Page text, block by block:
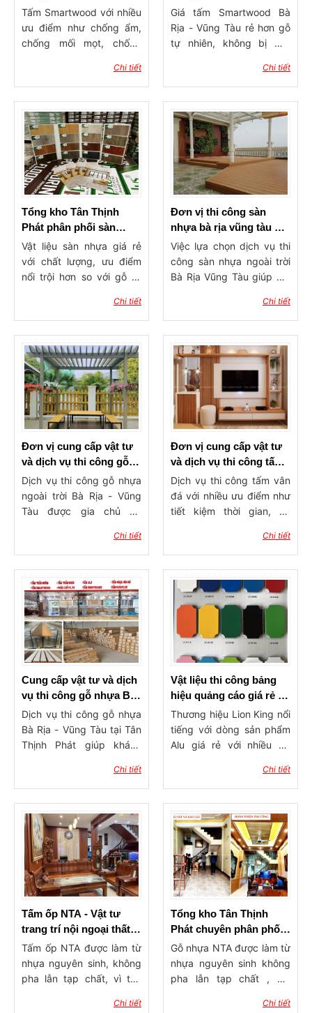
giá rẻ Bà Rịa - Vũng Tàu
Tấm Smartwood với nhiều
ưu điểm như chống ẩm,
chống mối mọt, chống
độ bền cao, chịu lực tốt
được nhiều người dân yêu
thích và lựa chọn.
Chi tiết
Rịa - Vũng Tàu rẻ nhất
năm 2023
Giá tấm Smartwood Bà
Rịa - Vũng Tàu rẻ hơn gỗ
tự nhiên, không bị mối
lửa,... được người dân tin
tưởng và lựa chọn.
Chi tiết
Tổng kho Tân Thịnh
Phát phân phối sàn
nhựa giá rẻ tại Bà Rịa -
Vũng Tàu
Vật liệu sàn nhựa giá rẻ
với chất lượng, ưu điểm
nổi trội hơn so với gỗ tự
chống ẩm, chống trơn
trượt, cách âm tốt, dễ lau
chùi...
Chi tiết
Đơn vị thi công sàn
nhựa bà rịa vũng tàu uy
tín, lành nghề
Việc lựa chọn dịch vụ thi
công sàn nhựa ngoài trời
Bà Rịa Vũng Tàu giúp gia
gian tìm hiểu, chất lượng
thi công vẫn được đảm
bảo chất lượng
Chi tiết
Đơn vị cung cấp vật tư
và dịch vụ thi công gỗ
nhựa ngoài trời Bà Rịa
Vũng Tàu uy tín
Dịch vụ thi công gỗ nhựa
ngoài trời Bà Rịa - Vũng
Tàu được gia chủ ưa
gian tìm hiểu sản phẩm,
chất lượng thi công được
đảm bảo,...
Chi tiết
Đơn vị cung cấp vật tư
và dịch vụ thi công tấm
vân đá Bà Rịa - Vũng
Tàu uy tín, chất lượng
Dịch vụ thi công tấm vân
đá với nhiều ưu điểm như
tiết kiệm thời gian, thi
đảm bảo về chất lượng
công trình,..
Chi tiết
Cung cấp vật tư và dịch
vụ thi công gỗ nhựa Bà
Rịa - Vũng Tàu
Dịch vụ thi công gỗ nhựa
Bà Rịa - Vũng Tàu tại Tân
Thịnh Phát giúp khách
tiết kiệm tài chính, không
phát sinh thêm chi phí,...
Chi tiết
Vật liệu thi công bảng
hiệu quảng cáo giá rẻ tại
Bà Rịa Vũng Tàu - tấm
ALu Lion King
Thương hiệu Lion King nổi
tiếng với dòng sản phẩm
Alu giá rẻ với nhiều ưu
cao, nhẹ, dễ uốn cong, dễ
uốn cong, đa dạng màu
sắc, chống oxi hóa, ...
Chi tiết
Tấm ốp NTA - Vật tư
trang trí nội ngoại thất
Bà Rịa Vũng Tàu
Tấm ốp NTA được làm từ
nhựa nguyên sinh, không
pha lẫn tạp chất, vì thế
sức khỏe con người, khả
Chi tiết
Tổng kho Tân Thịnh
Phát chuyên phân phối
gỗ nhựa NTA chính
hãng tại Bà Rịa Vũng
Tàu.
Gỗ nhựa NTA được làm từ
nhựa nguyên sinh không
pha lẫn tạp chất , với
Chi tiết